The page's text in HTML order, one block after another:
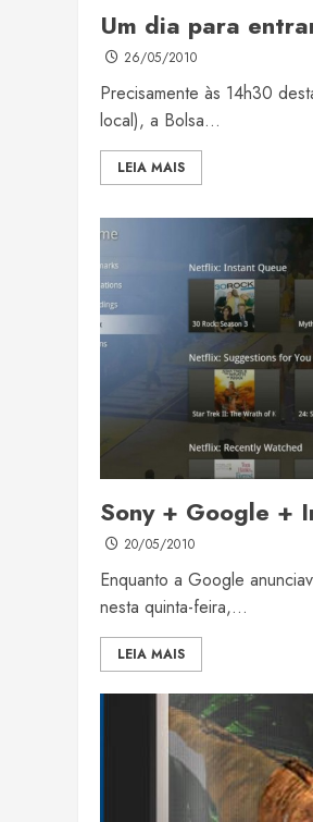
Um dia para
26/05/2010
Precisamente às 14h30
local), a Bolsa...
LEIA MAIS
Sony + Google +
20/05/2010
Enquanto a Google
nesta quinta-feira,...
LEIA MAIS